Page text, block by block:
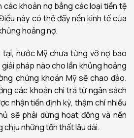
các khoản nợ bằng các loại tiền tệ
này có thể đẩy nền kinh tế của
hoảng nợ.
nước Mỹ chưa từng vỡ nợ bao
pháp nào cho lần khủng hoảng
chứng khoán Mỹ sẽ chao đảo.
các khoản chi trả từ ngân sách
nhận tiền định kỳ, thậm chí nhiều
sẽ phải dừng hoạt động và nền
chịu những tổn thất lâu dài.